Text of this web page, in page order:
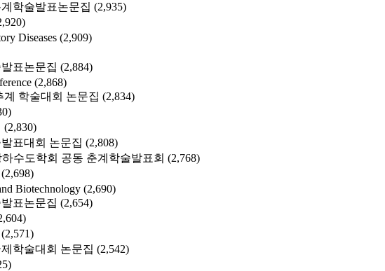
학술발표논문집 (2,935)
Diseases (2,909)
표논문집 (2,884)
(2,868)
학술대회 논문집 (2,834)
(2,830)
표대회 논문집 (2,808)
수도학회 공동 춘계학술발표회 (2,768)
(2,698)
Biotechnology (2,690)
표논문집 (2,654)
(2,571)
학술대회 논문집 (2,542)